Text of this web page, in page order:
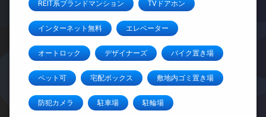
REIT系ブランドマンション TVドアホン
インターネット無料 エレベーター
オートロック デザイナーズ バイク置き場
ペット可 宅配ボックス 敷地内ゴミ置き場
防犯カメラ 駐車場 駐輪場